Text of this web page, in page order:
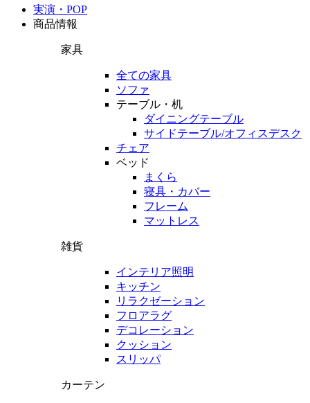
実演・POP
商品情報
家具
全ての家具
ソファ
テーブル・机
ダイニングテーブル
サイドテーブル/オフィスデスク
チェア
ベッド
まくら
寝具・カバー
フレーム
マットレス
雑貨
インテリア照明
キッチン
リラクゼーション
フロアラグ
デコレーション
クッション
スリッパ
カーテン